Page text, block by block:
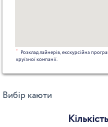
*
Розклад лайнерів, екскурсійна
круїзної компанії.
Вибір каюти